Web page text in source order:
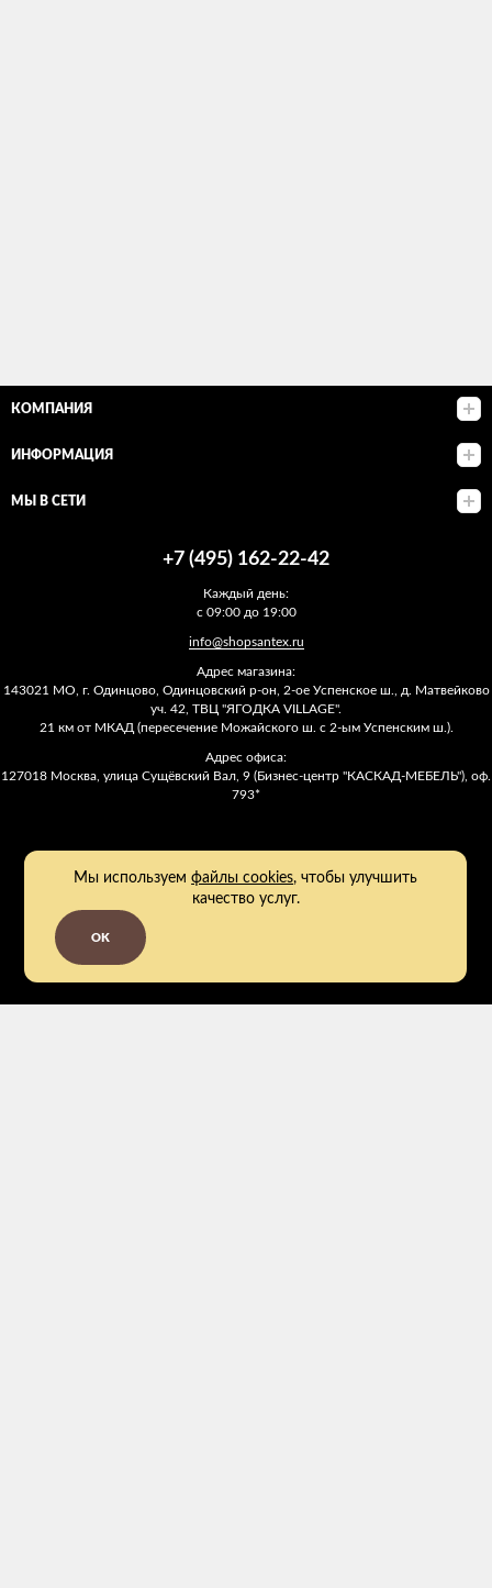
КОМПАНИЯ
ИНФОРМАЦИЯ
МЫ В СЕТИ
+7 (495) 162-22-42
Каждый день:
с 09:00 до 19:00
info@shopsantex.ru
Адрес магазина:
143021 МО, г. Одинцово, Одинцовский р-он, 2-ое Успенское ш., д. Матвейково
уч. 42, ТВЦ "ЯГОДКА VILLAGE".
21 км от МКАД (пересечение Можайского ш. с 2-ым Успенским ш.).
Адрес офиса:
127018 Москва, улица Сущёвский Вал, 9 (Бизнес-центр "КАСКАД-МЕБЕЛЬ"), оф.
793*
Мы используемфайлы cookies, чтобы улучшить
качество услуг.
OK